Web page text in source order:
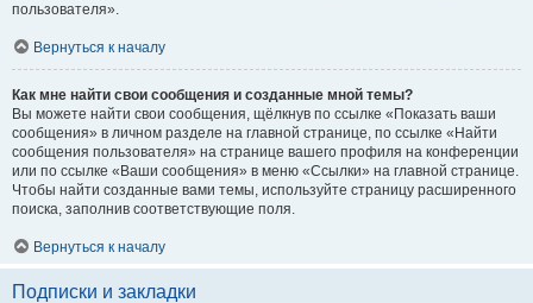
пользователя».
Вернуться к началу
Как мне найти свои сообщения и созданные мной темы?
Вы можете найти свои сообщения, щёлкнув по ссылке «Показать ваши
сообщения» в личном разделе на главной странице, по ссылке «Найти
сообщения пользователя» на странице вашего профиля на конференции
или по ссылке «Ваши сообщения» в меню «Ссылки» на главной странице.
Чтобы найти созданные вами темы, используйте страницу расширенного
поиска, заполнив соответствующие поля.
Вернуться к началу
Подписки и закладки